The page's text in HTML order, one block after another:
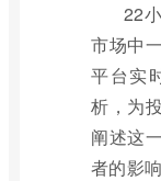
22
市场中
平台实
析，为
阐述这
者的影